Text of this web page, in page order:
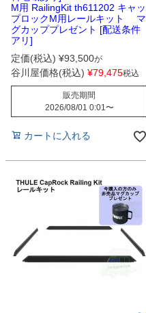
M用 RailingKit th611202 キャッ
プロックM用レールキット マ
グカッププレゼント [配送条件
アリ]
定価(税込) ¥93,500が
谷川屋価格(税込) ¥79,475税込
販売期間
2026/08/01 0:01〜
カートに入れる